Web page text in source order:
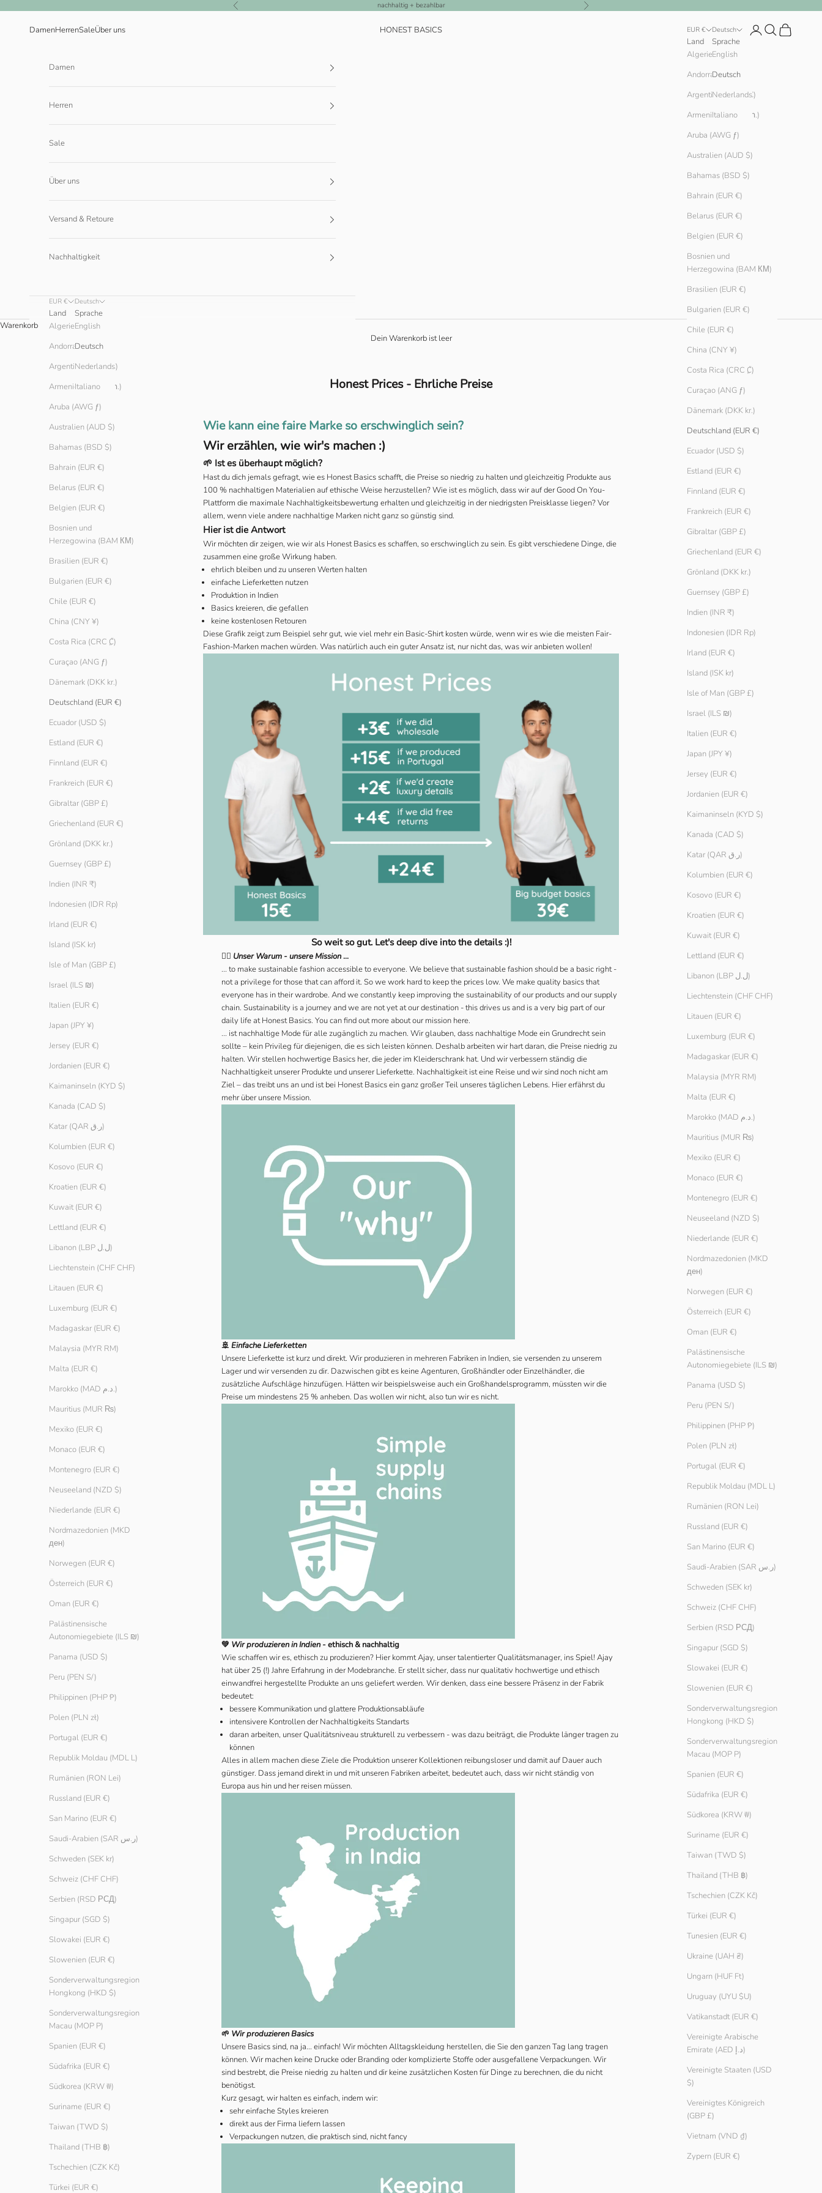
Zurück nachhaltig + bezahlbar Vor
HONEST BASICS
DamenHerrenSaleÜber uns EUR €
Land
Andorra (EUR €)
Argentinien (EUR €)
Armenien (AMD դր.)
Aruba (AWG ƒ)
Australien (AUD $)
Bahamas (BSD $)
Bahrain (EUR €)
Belarus (EUR €)
Belgien (EUR €)
Bosnien und
Herzegowina (BAM КМ)
Brasilien (EUR €)
Bulgarien (EUR €)
Chile (EUR €)
China (CNY ¥)
Costa Rica (CRC ₡)
Curaçao (ANG ƒ)
Dänemark (DKK kr.)
Deutschland (EUR €)
Ecuador (USD $)
Estland (EUR €)
Finnland (EUR €)
Frankreich (EUR €)
Gibraltar (GBP £)
Griechenland (EUR €)
Grönland (DKK kr.)
Guernsey (GBP £)
Indien (INR ₹)
Indonesien (IDR Rp)
Irland (EUR €)
Island (ISK kr)
Isle of Man (GBP £)
Israel (ILS ₪)
Italien (EUR €)
Japan (JPY ¥)
Jersey (EUR €)
Jordanien (EUR €)
Kaimaninseln (KYD $)
Kanada (CAD $)
Katar (QAR ر.ق)
Kolumbien (EUR €)
Kosovo (EUR €)
Kroatien (EUR €)
Kuwait (EUR €)
Lettland (EUR €)
Libanon (LBP ل.ل)
Liechtenstein (CHF CHF)
Litauen (EUR €)
Luxemburg (EUR €)
Madagaskar (EUR €)
Malaysia (MYR RM)
Malta (EUR €)
Marokko (MAD د.م.)
Mauritius (MUR ₨)
Mexiko (EUR €)
Monaco (EUR €)
Montenegro (EUR €)
Neuseeland (NZD $)
Niederlande (EUR €)
Nordmazedonien (MKD
ден)
Norwegen (EUR €)
Österreich (EUR €)
Oman (EUR €)
Palästinensische
Autonomiegebiete (ILS ₪)
Panama (USD $)
Peru (PEN S/)
Philippinen (PHP ₱)
Polen (PLN zł)
Portugal (EUR €)
Republik Moldau (MDL L)
Rumänien (RON Lei)
Russland (EUR €)
San Marino (EUR €)
Saudi-Arabien (SAR ر.س)
Schweden (SEK kr)
Schweiz (CHF CHF)
Serbien (RSD РСД)
Singapur (SGD $)
Slowakei (EUR €)
Slowenien (EUR €)
Sonderverwaltungsregion
Hongkong (HKD $)
Sonderverwaltungsregion
Macau (MOP P)
Spanien (EUR €)
Südafrika (EUR €)
Südkorea (KRW ₩)
Suriname (EUR €)
Taiwan (TWD $)
Thailand (THB ฿)
Tschechien (CZK Kč)
Türkei (EUR €)
Tunesien (EUR €)
Ukraine (UAH ₴)
Ungarn (HUF Ft)
Uruguay (UYU $U)
Vatikanstadt (EUR €)
Vereinigte Arabische
Emirate (AED د.إ)
Vereinigte Staaten (USD
$)
Vereinigtes Königreich
(GBP £)
Vietnam (VND ₫)
Zypern (EUR €)
Deutsch
Sprache
English
Deutsch
Nederlands
Italiano
Anmelden
SuchenWarenkorb
Damen
Herren
Sale
Über uns
Versand & Retoure
Nachhaltigkeit
EUR €
Land
Andorra (EUR €)
Argentinien (EUR €)
Armenien (AMD դր.)
Aruba (AWG ƒ)
Australien (AUD $)
Bahamas (BSD $)
Bahrain (EUR €)
Belarus (EUR €)
Belgien (EUR €)
Bosnien und
Herzegowina (BAM КМ)
Brasilien (EUR €)
Bulgarien (EUR €)
Chile (EUR €)
China (CNY ¥)
Costa Rica (CRC ₡)
Curaçao (ANG ƒ)
Dänemark (DKK kr.)
Deutschland (EUR €)
Ecuador (USD $)
Estland (EUR €)
Finnland (EUR €)
Frankreich (EUR €)
Gibraltar (GBP £)
Griechenland (EUR €)
Grönland (DKK kr.)
Guernsey (GBP £)
Indien (INR ₹)
Indonesien (IDR Rp)
Irland (EUR €)
Island (ISK kr)
Isle of Man (GBP £)
Israel (ILS ₪)
Italien (EUR €)
Japan (JPY ¥)
Jersey (EUR €)
Jordanien (EUR €)
Kaimaninseln (KYD $)
Kanada (CAD $)
Katar (QAR ر.ق)
Kolumbien (EUR €)
Kosovo (EUR €)
Kroatien (EUR €)
Kuwait (EUR €)
Lettland (EUR €)
Libanon (LBP ل.ل)
Liechtenstein (CHF CHF)
Litauen (EUR €)
Luxemburg (EUR €)
Madagaskar (EUR €)
Malaysia (MYR RM)
Malta (EUR €)
Marokko (MAD د.م.)
Mauritius (MUR ₨)
Mexiko (EUR €)
Monaco (EUR €)
Montenegro (EUR €)
Neuseeland (NZD $)
Niederlande (EUR €)
Nordmazedonien (MKD
ден)
Norwegen (EUR €)
Österreich (EUR €)
Oman (EUR €)
Palästinensische
Autonomiegebiete (ILS ₪)
Panama (USD $)
Peru (PEN S/)
Philippinen (PHP ₱)
Polen (PLN zł)
Portugal (EUR €)
Republik Moldau (MDL L)
Rumänien (RON Lei)
Russland (EUR €)
San Marino (EUR €)
Saudi-Arabien (SAR ر.س)
Schweden (SEK kr)
Schweiz (CHF CHF)
Serbien (RSD РСД)
Singapur (SGD $)
Slowakei (EUR €)
Slowenien (EUR €)
Sonderverwaltungsregion
Hongkong (HKD $)
Sonderverwaltungsregion
Macau (MOP P)
Spanien (EUR €)
Südafrika (EUR €)
Südkorea (KRW ₩)
Suriname (EUR €)
Taiwan (TWD $)
Thailand (THB ฿)
Tschechien (CZK Kč)
Türkei (EUR €)
Deutsch
Sprache
English
Deutsch
Nederlands
Italiano
Warenkorb
Dein Warenkorb ist leer
Honest Prices - Ehrliche Preise
Wie kann eine faire Marke so erschwinglich sein?
Wir erzählen, wie wir's machen :)
🌱 Ist es überhaupt möglich?
Hast du dich jemals gefragt, wie es Honest Basics schafft, die Preise so niedrig zu halten und gleichzeitig Produkte aus
100 % nachhaltigen Materialien auf ethische Weise herzustellen? Wie ist es möglich, dass wir auf der Good On You-
Plattform die maximale Nachhaltigkeitsbewertung erhalten und gleichzeitig in der niedrigsten Preisklasse liegen? Vor
allem, wenn viele andere nachhaltige Marken nicht ganz so günstig sind.
Hier ist die Antwort
Wir möchten dir zeigen, wie wir als Honest Basics es schaffen, so erschwinglich zu sein. Es gibt verschiedene Dinge, die
zusammen eine große Wirkung haben.
ehrlich bleiben und zu unseren Werten halten
einfache Lieferketten nutzen
Produktion in Indien
Basics kreieren, die gefallen
keine kostenlosen Retouren
Diese Grafik zeigt zum Beispiel sehr gut, wie viel mehr ein Basic-Shirt kosten würde, wenn wir es wie die meisten Fair-
Fashion-Marken machen würden. Was natürlich auch ein guter Ansatz ist, nur nicht das, was wir anbieten wollen!
So weit so gut. Let's deep dive into the details :)!
🦸‍♂️ Unser Warum - unsere Mission...
... to make sustainable fashion accessible to everyone. We believe that sustainable fashion should be a basic right -
not a privilege for those that can afford it. So we work hard to keep the prices low. We make quality basics that
everyone has in their wardrobe. And we constantly keep improving the sustainability of our products and our supply
chain. Sustainability is a journey and we are not yet at our destination - this drives us and is a very big part of our
daily life at Honest Basics. You can find out more about our mission here.
... ist nachhaltige Mode für alle zugänglich zu machen. Wir glauben, dass nachhaltige Mode ein Grundrecht sein
sollte – kein Privileg für diejenigen, die es sich leisten können. Deshalb arbeiten wir hart daran, die Preise niedrig zu
halten. Wir stellen hochwertige Basics her, die jeder im Kleiderschrank hat. Und wir verbessern ständig die
Nachhaltigkeit unserer Produkte und unserer Lieferkette. Nachhaltigkeit ist eine Reise und wir sind noch nicht am
Ziel – das treibt uns an und ist bei Honest Basics ein ganz großer Teil unseres täglichen Lebens. Hiererfährst du
mehr über unsere Mission.
🚢 Einfache Lieferketten
Unsere Lieferkette ist kurz und direkt. Wir produzieren in mehreren Fabriken in Indien, sie versenden zu unserem
Lager und wir versenden zu dir. Dazwischen gibt es keine Agenturen, Großhändler oder Einzelhändler, die
zusätzliche Aufschläge hinzufügen. Hätten wir beispielsweise auch ein Großhandelsprogramm, müssten wir die
Preise um mindestens 25 % anheben. Das wollen wir nicht, also tun wir es nicht.
💚 Wir produzieren in Indien -ethisch & nachhaltig
Wie schaffen wir es, ethisch zu produzieren? Hier kommt Ajay, unser talentierter Qualitätsmanager, ins Spiel! Ajay
hat über 25 (!) Jahre Erfahrung in der Modebranche. Er stellt sicher, dass nur qualitativ hochwertige und ethisch
einwandfrei hergestellte Produkte an uns geliefert werden. Wir denken, dass eine bessere Präsenz in der Fabrik
bedeutet:
bessere Kommunikation und glattere Produktionsabläufe
intensivere Kontrollen der Nachhaltigkeits Standarts
daran arbeiten, unser Qualitätsniveau strukturell zu verbessern - was dazu beiträgt, die Produkte länger tragen zu
können
Alles in allem machen diese Ziele die Produktion unserer Kollektionen reibungsloser und damit auf Dauer auch
günstiger. Dass jemand direkt in und mit unseren Fabriken arbeitet, bedeutet auch, dass wir nicht ständig von
Europa aus hin und her reisen müssen.
🌱 Wir produzieren Basics
Unsere Basics sind, na ja... einfach! Wir möchten Alltagskleidung herstellen, die Sie den ganzen Tag lang tragen
können. Wir machen keine Drucke oder Branding oder komplizierte Stoffe oder ausgefallene Verpackungen. Wir
sind bestrebt, die Preise niedrig zu halten und dir keine zusätzlichen Kosten für Dinge zu berechnen, die du nicht
benötigst.
Kurz gesagt, wir halten es einfach, indem wir:
sehr einfache Styles kreieren
direkt aus der Firma liefern lassen
Verpackungen nutzen, die praktisch sind, nicht fancy